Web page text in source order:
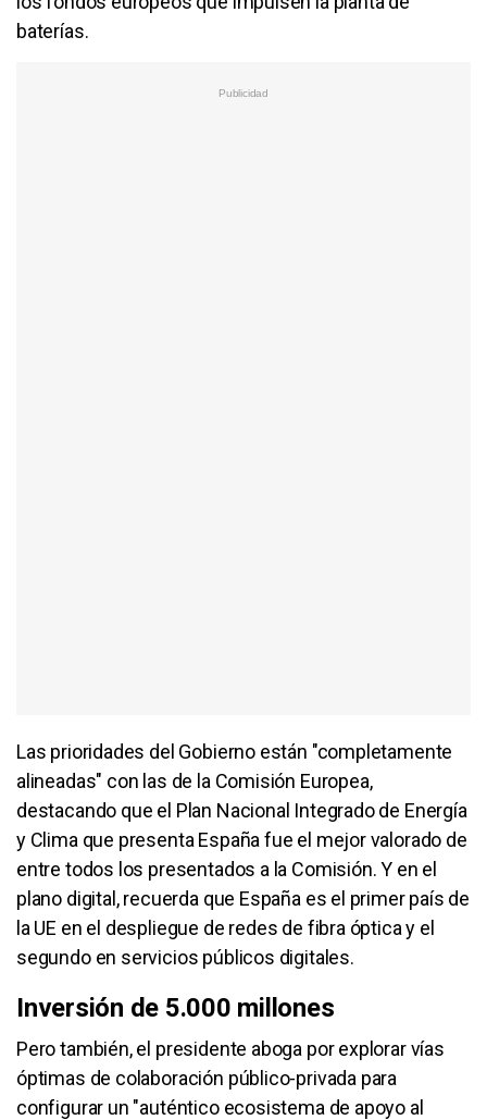
baterías.
Las prioridades del Gobierno están "completamente
alineadas" con las de la Comisión Europea,
destacando que el Plan Nacional Integrado de Energía
y Clima que presenta España fue el mejor valorado de
entre todos los presentados a la Comisión. Y en el
plano digital, recuerda que España es el primer país de
la UE en el despliegue de redes de fibra óptica y el
segundo en servicios públicos digitales.
Inversión de 5.000 millones
Pero también, el presidente aboga por explorar vías
óptimas de colaboración público-privada para
configurar un "auténtico ecosistema de apoyo al